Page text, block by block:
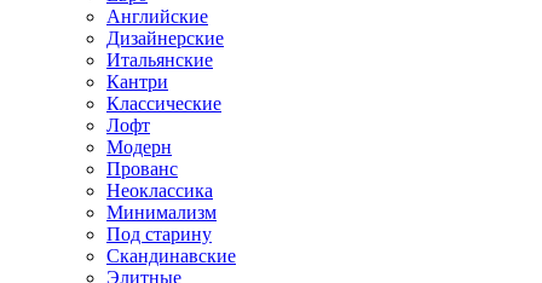
Английские
Дизайнерские
Итальянские
Кантри
Классические
Лофт
Модерн
Прованс
Неоклассика
Минимализм
Под старину
Скандинавские
Элитные